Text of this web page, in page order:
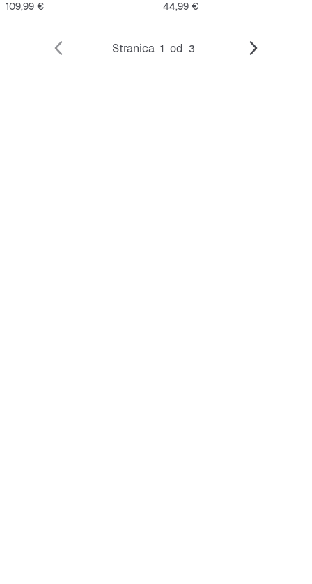
Cijena
109,99 €
Cijena
44,99 €
Stranica 1 od 3